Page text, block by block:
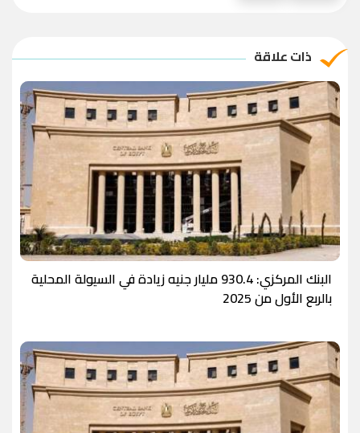
ذات علاقة
البنك المركزي: 930.4 مليار جنيه زيادة في السيولة المحلية
بالربع الأول من 2025